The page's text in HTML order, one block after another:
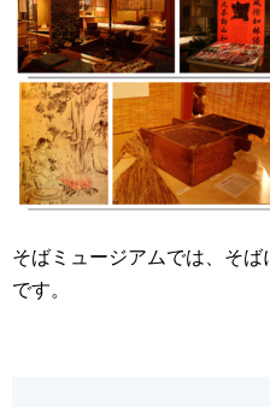
そばミュージアムでは、そ
です。